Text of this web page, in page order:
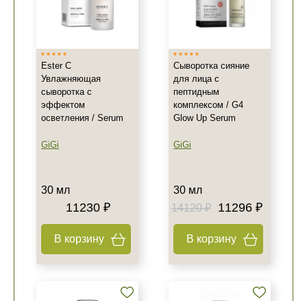
Ester C
Увлажняющая
сыворотка с
эффектом
осветления / Serum
GiGi
30 мл
11230 ₽
В корзину
Сыворотка сияние
для лица с
пептидным
комплексом / G4
Glow Up Serum
GiGi
30 мл
14120 ₽
11296 ₽
В корзину